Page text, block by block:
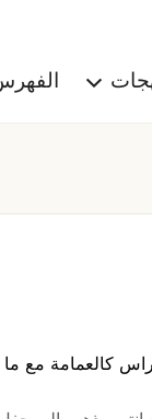
كالعمامة مع